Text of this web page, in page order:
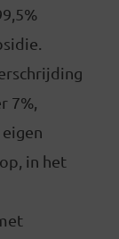
7%,
in het